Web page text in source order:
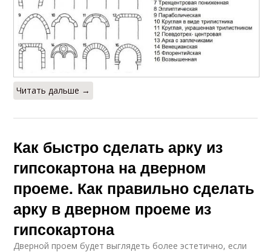
Читать дальше →
Как быстро сделать арку из
гипсокартона на дверном
проеме. Как правильно сделать
арку в дверном проеме из
гипсокартона
Дверной проем будет выглядеть более эстетично, если